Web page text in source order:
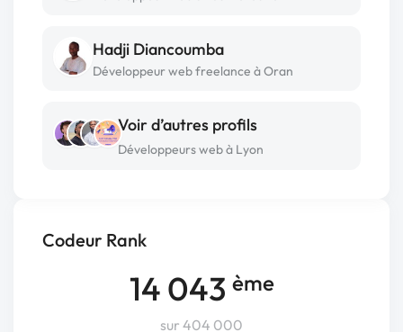
Codeur Rank
14 043 ème
sur 404 000
Hadji Diancoumba
Développeur web freelance à Oran
Voir d’autres profils
Développeurs web à Lyon